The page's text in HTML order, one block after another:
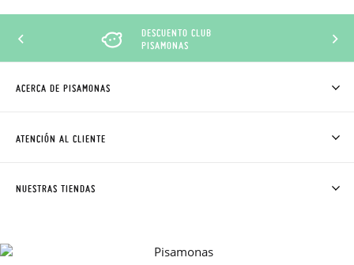
DESCUENTO CLUB
PISAMONAS
ACERCA DE PISAMONAS
CÓMO COMPRAR
AVISO LEGAL, PRIVACIDAD Y COOKIES
ATENCIÓN AL CLIENTE
NUESTRAS TIENDAS